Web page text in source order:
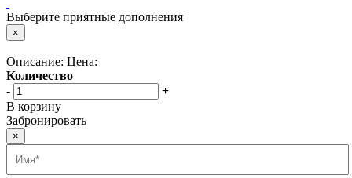
Выберите приятные дополнения
×
Описание: Цена:
Количество
-
+
В корзину
Забронировать
×